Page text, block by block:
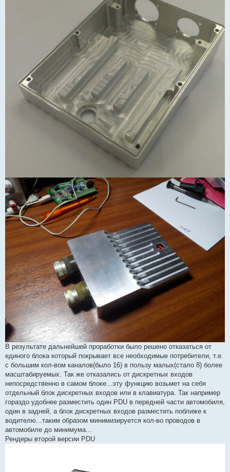
В результате дальнейшей проработки было решено отказаться от
единого блока который покрывает все необходимые потребители, т.е.
с большим кол-вом каналов(было 16) в пользу малых(стало 8) более
масштабируемых. Так же отказались от дискретных входов
непосредственно в самом блоке...эту функцию возьмет на себя
отдельный блок дискретных входов или в клавиатура. Так например
гораздо удобнее разместить один PDU в передней части автомобиля,
один в задней, а блок дискретных входов разместить поближе к
водителю...таким образом минимизируется кол-во проводов в
автомобиле до минимума...
Рендеры второй версии PDU